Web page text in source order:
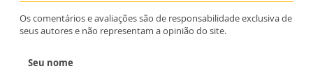
Os comentários e avaliações são de responsabilidade exclusiva de
seus autores e não representam a opinião do site.
Seu nome